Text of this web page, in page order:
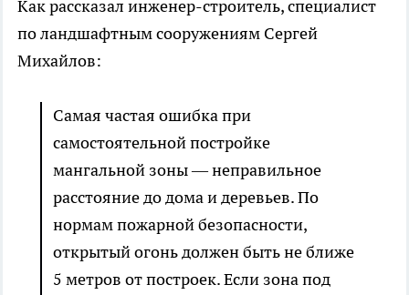
Как рассказал инженер-строитель, специалист
по ландшафтным сооружениям Сергей
Михайлов:
Самая частая ошибка при
самостоятельной постройке
мангальной зоны — неправильное
расстояние до дома и деревьев. По
нормам пожарной безопасности,
открытый огонь должен быть не ближе
5 метров от построек. Если зона под